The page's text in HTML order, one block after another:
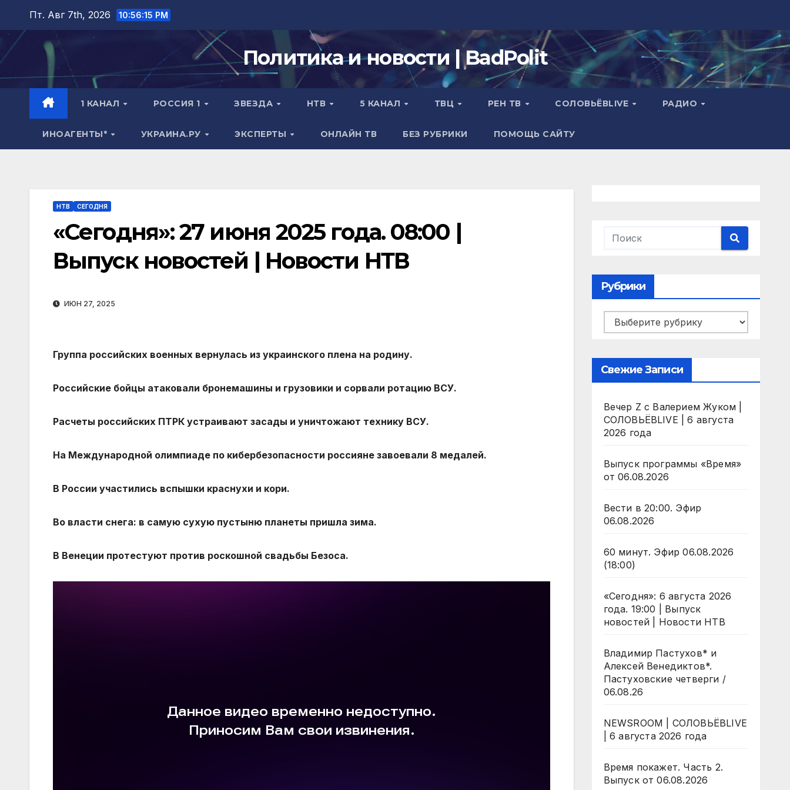
Перейти
содержимому
Пт. Авг 7th, 2026 10:56:16 PM
Политика и новости | BadPolit
1 КАНАЛ РОССИЯ 1 ЗВЕЗДА НТВ 5 КАНАЛ ТВЦ РЕН ТВ СОЛОВЬЁВLIVE РАДИО
ИНОАГЕНТЫ* УКРАИНА.РУ ЭКСПЕРТЫ ОНЛАЙН ТВ БЕЗ РУБРИКИ ПОМОЩЬ САЙТУ
НТВ СЕГОДНЯ
«Сегодня»: 27 июня 2025 года. 08:00 |
Выпуск новостей | Новости НТВ
ИЮН 27, 2025
Группа российских военных вернулась из украинского плена на родину.
Российские бойцы атаковали бронемашины и грузовики и сорвали ротацию ВСУ.
Расчеты российских ПТРК устраивают засады и уничтожают технику ВСУ.
На Международной олимпиаде по кибербезопасности россияне завоевали 8 медалей.
В России участились вспышки краснухи и кори.
Во власти снега: в самую сухую пустыню планеты пришла зима.
В Венеции протестуют против роскошной свадьбы Безоса.
Рубрики
Рубрики
Свежие Записи
Вечер Z с Валерием Жуком |
СОЛОВЬЁВLIVE | 6 августа
2026 года
Выпуск программы «Время»
от 06.08.2026
Вести в 20:00. Эфир
06.08.2026
60 минут. Эфир 06.08.2026
(18:00)
«Сегодня»: 6 августа 2026
года. 19:00 | Выпуск
новостей | Новости НТВ
Владимир Пастухов* и
Алексей Венедиктов*.
Пастуховские четверги /
06.08.26
NEWSROOM | СОЛОВЬЁВLIVE
| 6 августа 2026 года
Время покажет. Часть 2.
Выпуск от 06.08.2026